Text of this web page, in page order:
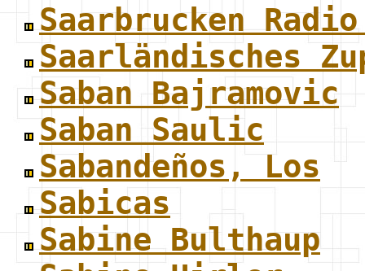
Saarbrucken
Saarländisches
Saban Bajramovic
Saban Saulic
Sabandeños, Los
Sabicas
Sabine Bulthaup